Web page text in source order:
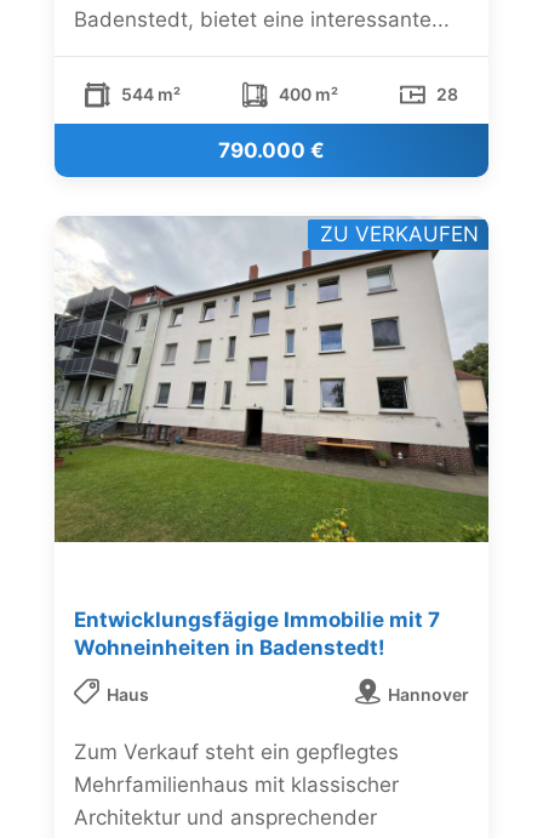
Badenstedt, bietet eine interessante...
544 m² 400 m² 28
790.000 €
Entwicklungsfägige Immobilie mit 7
Wohneinheiten in Badenstedt!
Haus Hannover
Zum Verkauf steht ein gepflegtes
Mehrfamilienhaus mit klassischer
Architektur und ansprechender
ZU VERKAUFEN